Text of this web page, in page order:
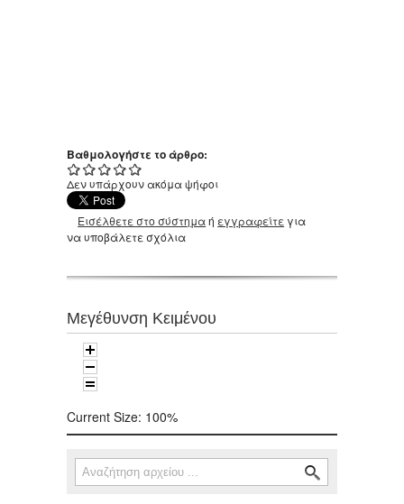
Βαθμολογήστε το άρθρο:
Δεν υπάρχουν ακόμα ψήφοι
Εισέλθετε στο σύστημαή εγγραφείτε για
να υποβάλετε σχόλια
Μεγέθυνση Κειμένου
Current Size: 100%
Φόρμα αναζήτησης
Αναζήτηση